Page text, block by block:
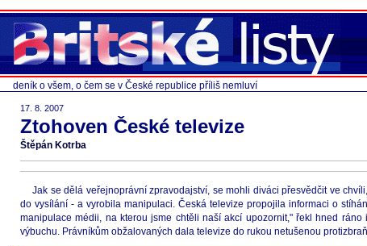
deník o všem, o čem se v České republice příliš nemluví
17. 8. 2007
Ztohoven České televize
Štěpán Kotrba
Jak se dělá veřejnoprávní zpravodajství, se mohli diváci přesvědčit ve
do vysílání - a vyrobila manipulaci. Česká televize propojila informaci o
manipulace médii, na kterou jsme chtěli naší akcí upozornit," řekl hned
výbuchu. Právníkům obžalovaných dala televize do rukou netušenou